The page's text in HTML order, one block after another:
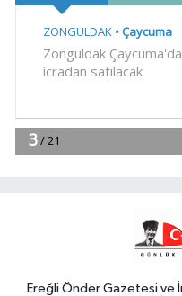
Genel
Ereğli Önder Gazetesi ve